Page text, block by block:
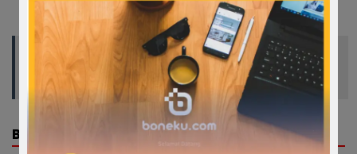
Baca Juga:
Dukung Target PM-AAS Sulsel,
Bupati Soppeng Tegaskan Kesiapan Daerah
BERITA TERKAIT